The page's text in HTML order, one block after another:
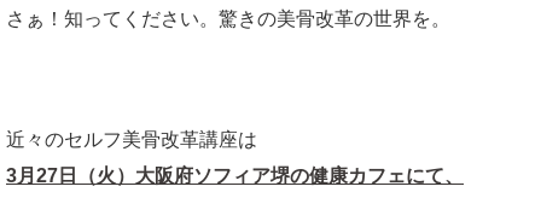
さぁ！知ってください。驚きの美骨改革の世界を。
近々のセルフ美骨改革講座は
3月27日（火）大阪府ソフィア堺の健康カフェにて、